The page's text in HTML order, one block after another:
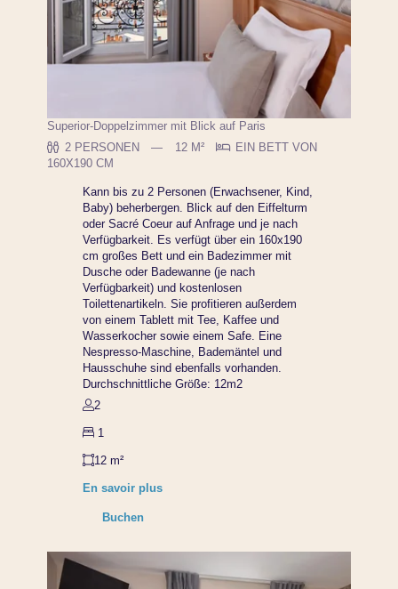
Superior-Doppelzimmer mit Blick auf Paris
2 PERSONEN
12 M²
EIN BETT VON
160X190 CM
Kann bis zu 2 Personen (Erwachsener, Kind,
Baby) beherbergen. Blick auf den Eiffelturm
oder Sacré Coeur auf Anfrage und je nach
Verfügbarkeit. Es verfügt über ein 160x190
cm großes Bett und ein Badezimmer mit
Dusche oder Badewanne (je nach
Verfügbarkeit) und kostenlosen
Toilettenartikeln. Sie profitieren außerdem
von einem Tablett mit Tee, Kaffee und
Wasserkocher sowie einem Safe. Eine
Nespresso-Maschine, Bademäntel und
Hausschuhe sind ebenfalls vorhanden.
Durchschnittliche Größe: 12m2
2
1
12 m²
En savoir plus
Buchen